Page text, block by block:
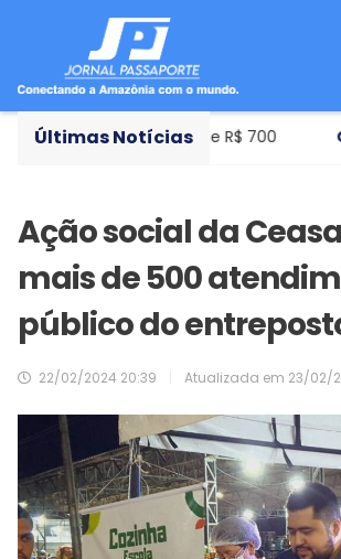
Últimas Notícias
com bolsa de R$ 700
Ação social da
mais de 500
público do
22/02/2024 20:39 Atualizada em 23/02/